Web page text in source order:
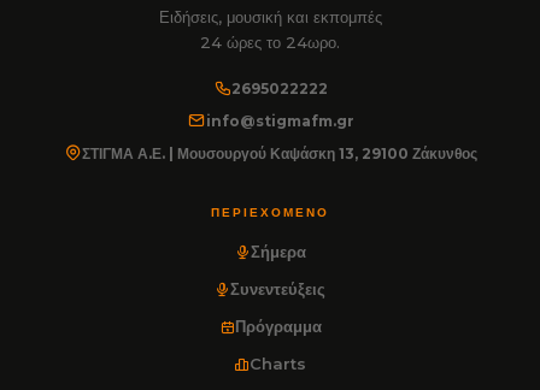
Ειδήσεις, μουσική και εκπομπές
24 ώρες το 24ωρο.
2695022222
info@stigmafm.gr
ΣΤΙΓΜΑ Α.Ε. | Μουσουργού Καψάσκη 13, 29100 Ζάκυνθος
ΠΕΡΙΕΧΌΜΕΝΟ
Σήμερα
Συνεντεύξεις
Πρόγραμμα
Charts